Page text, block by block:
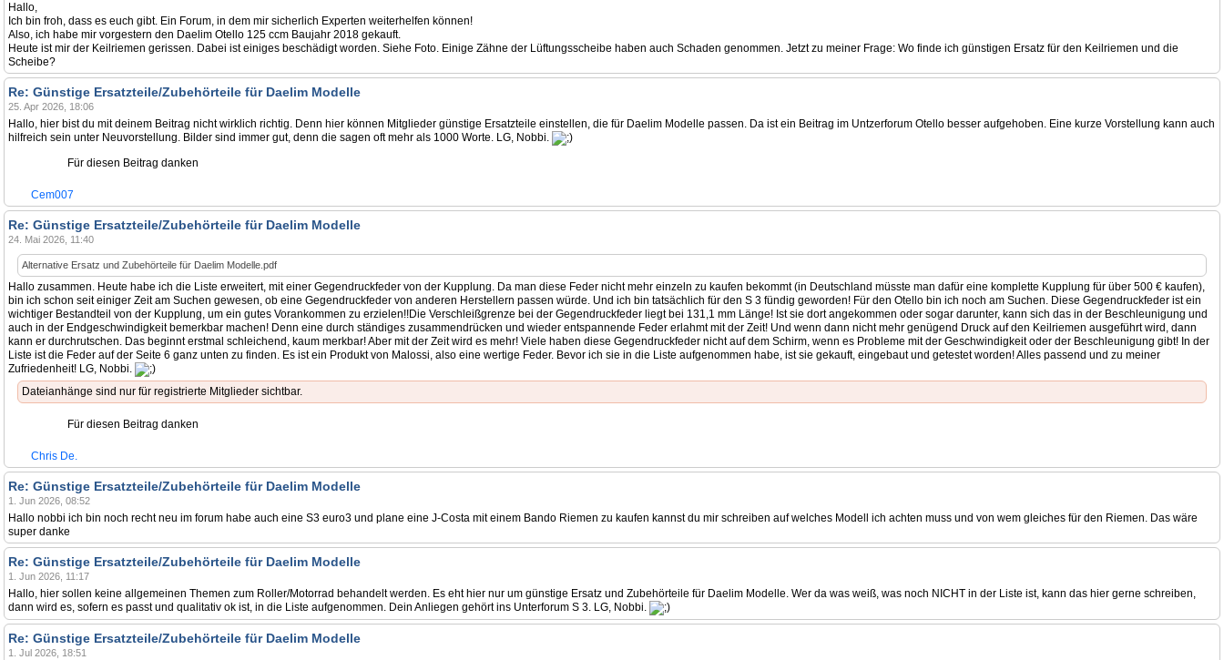
Hallo,
Ich bin froh, dass es euch gibt. Ein Forum, in dem mir sicherlich Experten weiterhelfen können!
Also, ich habe mir vorgestern den Daelim Otello 125 ccm Baujahr 2018 gekauft.
Heute ist mir der Keilriemen gerissen. Dabei ist einiges beschädigt worden. Siehe Foto. Einige Zähne der Lüftungsscheibe haben auch Schaden genommen. Jetzt zu meiner Frage: Wo finde ich günstigen Ersatz für den Keilriemen und die
Scheibe?
Re: Günstige Ersatzteile/Zubehörteile für Daelim Modelle
25. Apr 2026, 18:06
Hallo, hier bist du mit deinem Beitrag nicht wirklich richtig. Denn hier können Mitglieder günstige Ersatzteile einstellen, die für Daelim Modelle passen. Da ist ein Beitrag im Untzerforum Otello besser aufgehoben. Eine kurze Vorstellung kann auch
hilfreich sein unter Neuvorstellung. Bilder sind immer gut, denn die sagen oft mehr als 1000 Worte. LG, Nobbi.
Für diesen Beitrag danken
Cem007
Re: Günstige Ersatzteile/Zubehörteile für Daelim Modelle
24. Mai 2026, 11:40
Alternative Ersatz und Zubehörteile für Daelim Modelle.pdf
Hallo zusammen. Heute habe ich die Liste erweitert, mit einer Gegendruckfeder von der Kupplung. Da man diese Feder nicht mehr einzeln zu kaufen bekommt (in Deutschland müsste man dafür eine komplette Kupplung für über 500 € kaufen),
bin ich schon seit einiger Zeit am Suchen gewesen, ob eine Gegendruckfeder von anderen Herstellern passen würde. Und ich bin tatsächlich für den S 3 fündig geworden! Für den Otello bin ich noch am Suchen. Diese Gegendruckfeder ist ein
wichtiger Bestandteil von der Kupplung, um ein gutes Vorankommen zu erzielen!!Die Verschleißgrenze bei der Gegendruckfeder liegt bei 131,1 mm Länge! Ist sie dort angekommen oder sogar darunter, kann sich das in der Beschleunigung und
auch in der Endgeschwindigkeit bemerkbar machen! Denn eine durch ständiges zusammendrücken und wieder entspannende Feder erlahmt mit der Zeit! Und wenn dann nicht mehr genügend Druck auf den Keilriemen ausgeführt wird, dann
kann er durchrutschen. Das beginnt erstmal schleichend, kaum merkbar! Aber mit der Zeit wird es mehr! Viele haben diese Gegendruckfeder nicht auf dem Schirm, wenn es Probleme mit der Geschwindigkeit oder der Beschleunigung gibt! In der
Liste ist die Feder auf der Seite 6 ganz unten zu finden. Es ist ein Produkt von Malossi, also eine wertige Feder. Bevor ich sie in die Liste aufgenommen habe, ist sie gekauft, eingebaut und getestet worden! Alles passend und zu meiner
Zufriedenheit! LG, Nobbi.
Dateianhänge sind nur für registrierte Mitglieder sichtbar.
Für diesen Beitrag danken
Chris De.
Re: Günstige Ersatzteile/Zubehörteile für Daelim Modelle
1. Jun 2026, 08:52
Hallo nobbi ich bin noch recht neu im forum habe auch eine S3 euro3 und plane eine J-Costa mit einem Bando Riemen zu kaufen kannst du mir schreiben auf welches Modell ich achten muss und von wem gleiches für den Riemen. Das wäre
super danke
Re: Günstige Ersatzteile/Zubehörteile für Daelim Modelle
1. Jun 2026, 11:17
Hallo, hier sollen keine allgemeinen Themen zum Roller/Motorrad behandelt werden. Es eht hier nur um günstige Ersatz und Zubehörteile für Daelim Modelle. Wer da was weiß, was noch NICHT in der Liste ist, kann das hier gerne schreiben,
dann wird es, sofern es passt und qualitativ ok ist, in die Liste aufgenommen. Dein Anliegen gehört ins Unterforum S 3. LG, Nobbi.
Re: Günstige Ersatzteile/Zubehörteile für Daelim Modelle
1. Jul 2026, 18:51